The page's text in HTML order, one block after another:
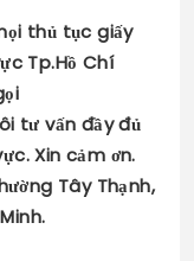
thủ tục giấy
Tp.Hồ Chí
tư vấn đầy đủ
Xin cảm ơn.
Tây Thạnh,